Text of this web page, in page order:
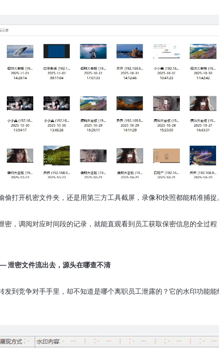
偷打开机密文件夹，还是用第三方工具截屏，录像和快照都能精准捕捉
密，调阅对应时间段的记录，就能直观看到员工获取保密信息的全过
泄密文件流出去，源头在哪查不清
发到竞争对手手里，却不知道是哪个离职员工泄露的？它的水印功能